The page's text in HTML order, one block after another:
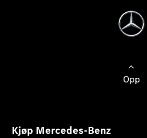
Opp
Kjøp Mercedes-Benz